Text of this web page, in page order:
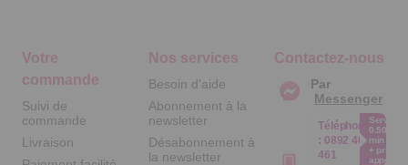
Votre
commande
Suivi de
commande
Livraison
Nos services
Besoin d'aide
Abonnement à la
newsletter
Désabonnement à
la newsletter
Contactez-nous
Par
Messenger
Téléphone
: 0892 461
461
Service
0.50€ /
min
+ prix
appel